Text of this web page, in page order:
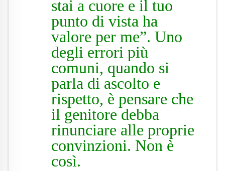
stai a cuore e il tuo
punto di vista ha
valore per me”. Uno
degli errori più
comuni, quando si
parla di ascolto e
rispetto, è pensare che
il genitore debba
rinunciare alle proprie
convinzioni. Non è
così.